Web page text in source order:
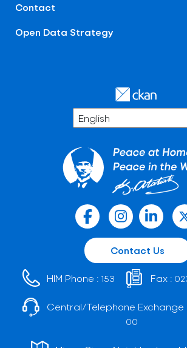
Contact
Open Data Strategy
Contact Us
HIM Phone : 153 Fax :
Central/Telephone Exchange
00